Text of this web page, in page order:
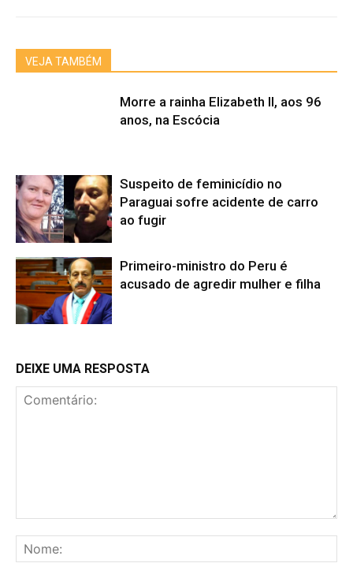
VEJA TAMBÉM
Morre a rainha Elizabeth II, aos 96
anos, na Escócia
Suspeito de feminicídio no
Paraguai sofre acidente de carro
ao fugir
Primeiro-ministro do Peru é
acusado de agredir mulher e filha
DEIXE UMA RESPOSTA